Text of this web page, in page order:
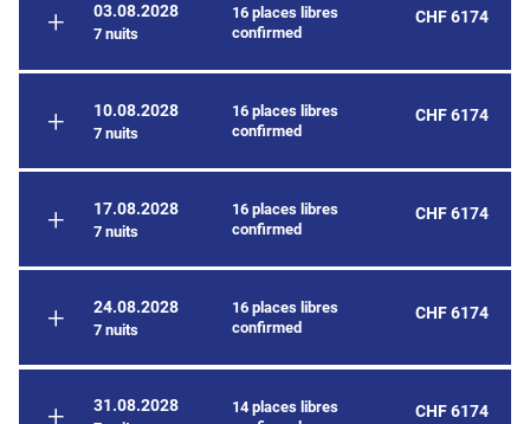
03.08.2028
7 nuits
16 places libres
confirmed
CHF 6174
10.08.2028
7 nuits
16 places libres
confirmed
CHF 6174
17.08.2028
7 nuits
16 places libres
confirmed
CHF 6174
24.08.2028
7 nuits
16 places libres
confirmed
CHF 6174
31.08.2028
14 places libres
CHF 6174